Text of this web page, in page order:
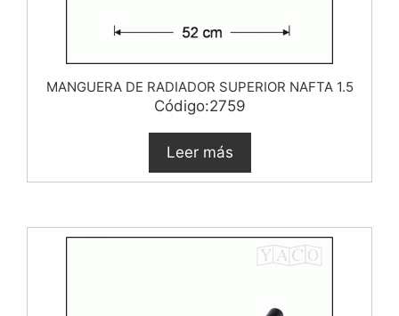
MANGUERA DE RADIADOR SUPERIOR NAFTA 1.5
Código:2759
Leer más